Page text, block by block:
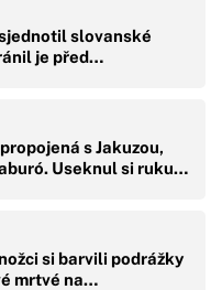
slovanské
je před…
s Jakuzou,
Useknul si ruku…
si barvili podrážky
mrtvé na…